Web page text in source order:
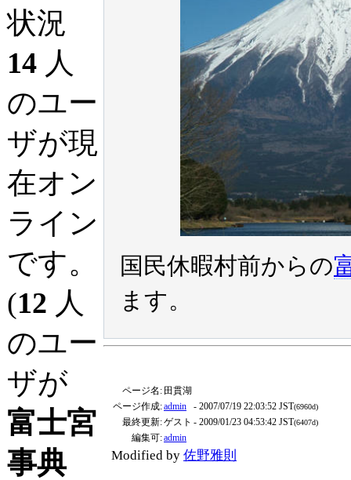
状況
14 人
のユー
ザが現
在オン
ライン
です。
(12 人
のユー
ザが
富士宮
事典
国民休暇村前からの
ます。
ページ名: 田貫湖
ページ作成:admin - 2007/07/19 22:03:52 JST(6960d)
最終更新:ゲスト - 2009/01/23 04:53:42 JST(6407d)
編集可:admin
Modified by 佐野雅則